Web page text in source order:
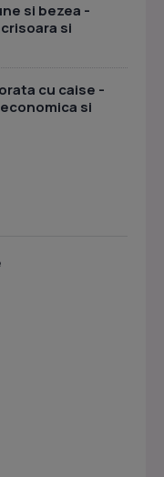
si bezea -
si
cu caise -
si